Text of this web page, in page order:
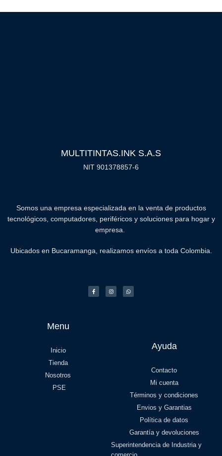
MULTITINTAS.INK S.A.S
NIT 901378857-6
Somos una empresa especializada en la venta de productos
tecnológicos, computadores, periféricos y soluciones para hogar y
empresa.
Ubicados en Bucaramanga, realizamos envíos a toda Colombia.
Menu
Inicio
Tienda
Nosotros
PSE
Ayuda
Contacto
Mi cuenta
Términos y condiciones
Envios y Garantias
Política de datos
Garantía y devoluciones
Superintendencia de Industria y